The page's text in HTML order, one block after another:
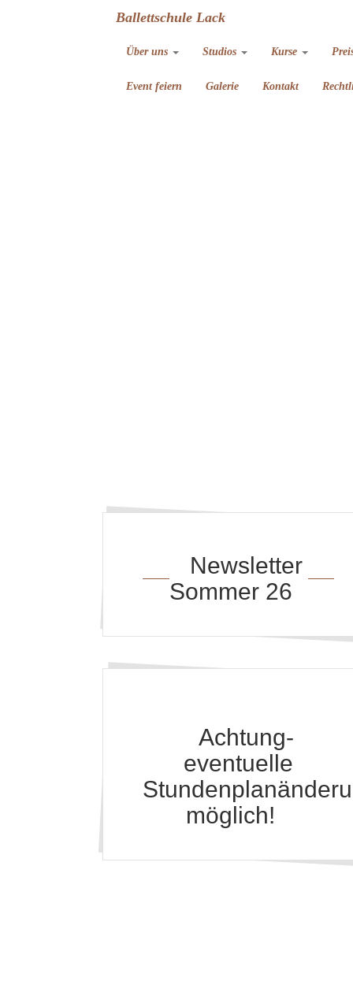
Ballettschule Lack
Über uns Studios Kurse
Event feiern Galerie Kontakt
Newsletter
Sommer 26
Achtung-
eventuelle
möglich!